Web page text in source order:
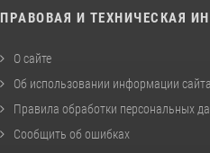
ПРАВОВАЯ И ТЕХНИЧЕСКАЯ
О сайте
Об использовании информации сайта
Правила обработки персональных
Сообщить об ошибках